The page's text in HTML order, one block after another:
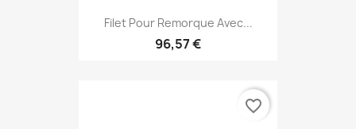
Filet Pour Remorque Avec...
96,57 €
favorite_border